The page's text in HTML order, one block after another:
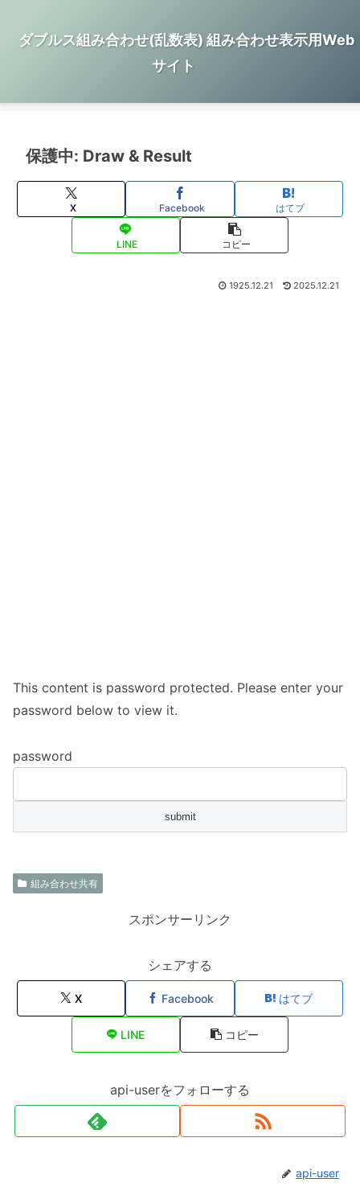
ダブルス組み合わせ(乱数表) 組み合わせ表示用Web
サイト
保護中: Draw & Result
X Facebook はてブ
LINE コピー
1925.12.21 2025.12.21
This content is password protected. Please enter your
password below to view it.
password
組み合わせ共有
スポンサーリンク
シェアする
X Facebook はてブ
LINE コピー
api-userをフォローする
api-user